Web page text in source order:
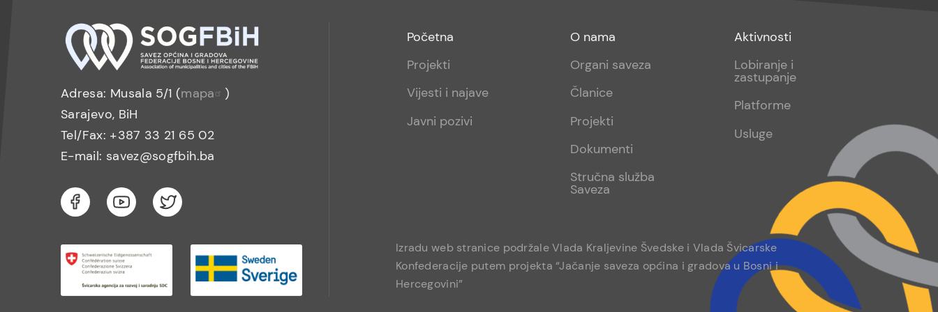
Adresa: Musala 5/1 (mapa
)
Sarajevo, BiH
Tel/Fax: +387 33 21 65 02
E-mail: savez@sogfbih.ba
Footer
menu
Početna
Projekti
Vijesti i najave
Javni pozivi
Footer
sub
O nama
Organi saveza
Članice
Projekti
Dokumenti
Stručna služba
Saveza
Footer
sub
Aktivnosti
Lobiranje i
zastupanje
Platforme
Usluge
Izradu web stranice podržale Vlada Kraljevine Švedske i Vlada Švicarske
Konfederacije putem projekta “Jačanje saveza općina i gradova u Bosni i
Hercegovini”